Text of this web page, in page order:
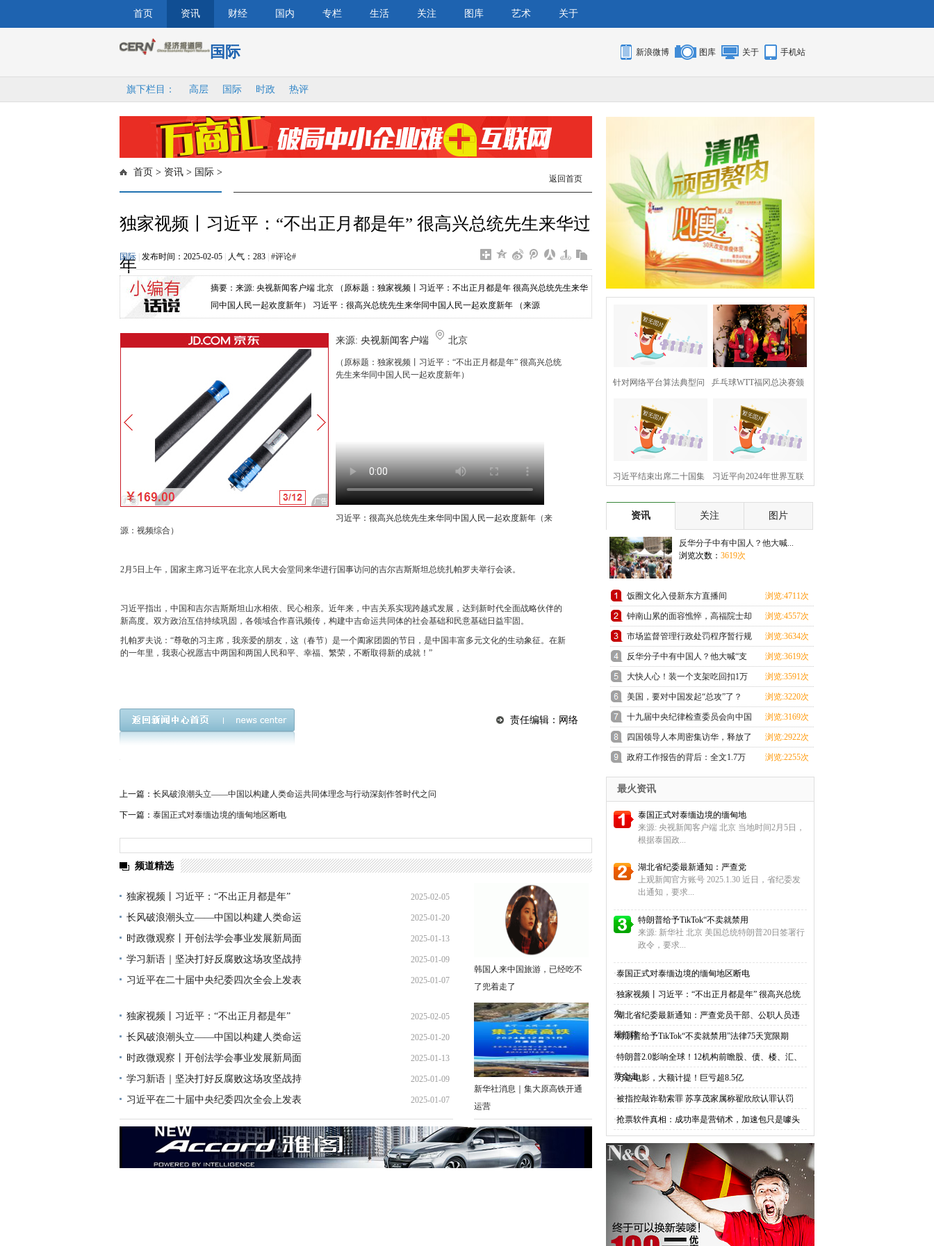
首页 资讯 财经 国内 专栏 生活 关注 图库 艺术 关于
国际 新浪微博 图库 关于 手机站
旗下栏目： 高层 国际 时政 热评
首页 > 资讯 > 国际 >
返回首页
独家视频丨习近平：“不出正月都是年” 很高兴总统先生来华过
年
国际 发布时间：2025-02-05 人气： 283 #评论#
摘要：来源: 央视新闻客户端 北京 （原标题：独家视频丨习近平：不出正月都是年 很高兴总统先生来华
同中国人民一起欢度新年） 习近平：很高兴总统先生来华同中国人民一起欢度新年 （来源
来源: 央视新闻客户端 北京
（原标题：独家视频丨习近平：“不出正月都是年” 很高兴总统
先生来华同中国人民一起欢度新年）
习近平：很高兴总统先生来华同中国人民一起欢度新年 （来
源：视频综合）
2月5日上午，国家主席习近平在北京人民大会堂同来华进行国事访问的吉尔吉斯斯坦总统扎帕罗夫举行会谈。
习近平指出，中国和吉尔吉斯斯坦山水相依、民心相亲。近年来，中吉关系实现跨越式发展，达到新时代全面战略伙伴的
新高度。双方政治互信持续巩固，各领域合作喜讯频传，构建中吉命运共同体的社会基础和民意基础日益牢固。
扎帕罗夫说：“尊敬的习主席，我亲爱的朋友，这（春节）是一个阖家团圆的节日，是中国丰富多元文化的生动象征。在新
的一年里，我衷心祝愿吉中两国和两国人民和平、幸福、繁荣，不断取得新的成就！”
责任编辑：网络
上一篇： 长风破浪潮头立——中国以构建人类命运共同体理念与行动深刻作答时代之问
下一篇： 泰国正式对泰缅边境的缅甸地区断电
频道精选
独家视频丨习近平：“不出正月都是年” 2025-02-05
15:58:49
长风破浪潮头立——中国以构建人类命运 2025-01-20
11:41:01
时政微观察丨开创法学会事业发展新局面 2025-01-13
08:39:47
学习新语｜坚决打好反腐败这场攻坚战持 2025-01-09
12:05:24
习近平在二十届中央纪委四次全会上发表 2025-01-07
独家视频丨习近平：“不出正月都是年” 2025-02-05
15:58:49
长风破浪潮头立——中国以构建人类命运 2025-01-20
11:41:01
时政微观察丨开创法学会事业发展新局面 2025-01-13
08:39:47
学习新语｜坚决打好反腐败这场攻坚战持 2025-01-09
12:05:24
习近平在二十届中央纪委四次全会上发表 2025-01-07
16:15:47
韩国人来中国旅游，已经吃不
了兜着走了
新华社消息｜集大原高铁开通
运营
针对网络平台算法典型问
题治
乒乓球WTT福冈总决赛颁
奖仪式
习近平结束出席二十国集 习近平向2024年世界互联
资讯 关注 图片
反华分子中有中国人？他大喊...
浏览次数： 3619次
饭圈文化入侵新东方直播间 浏览:4711次
钟南山累的面容憔悴，高福院士却
忙
浏览:4557次
市场监督管理行政处罚程序暂行规
定
浏览:3634次
反华分子中有中国人？他大喊“支
那
浏览:3619次
大快人心！装一个支架吃回扣1万
元的
浏览:3591次
美国，要对中国发起“总攻”了？ 浏览:3220次
十九届中央纪律检查委员会向中国
共
浏览:3169次
四国领导人本周密集访华，释放了
哪
浏览:2922次
政府工作报告的背后：全文1.7万
余字
浏览:2255次
最火资讯
泰国正式对泰缅边境的缅甸地
来源: 央视新闻客户端 北京 当地时间2月5日，
根据泰国政...
湖北省纪委最新通知：严查党
上观新闻官方账号 2025.1.30 近日，省纪委发
出通知，要求...
特朗普给予TikTok“不卖就禁用
来源: 新华社 北京 美国总统特朗普20日签署行
政令，要求...
·泰国正式对泰缅边境的缅甸地区断电
·独家视频丨习近平：“不出正月都是年” 很高兴总统
先
·湖北省纪委最新通知：严查党员干部、公职人员违
规打牌
·特朗普给予TikTok“不卖就禁用”法律75天宽限期
·特朗普2.0影响全球！12机构前瞻股、债、楼、汇、
黄金走
·万达电影，大额计提！巨亏超8.5亿
·被指控敲诈勒索罪 苏享茂家属称翟欣欣认罪认罚
·抢票软件真相：成功率是营销术，加速包只是噱头